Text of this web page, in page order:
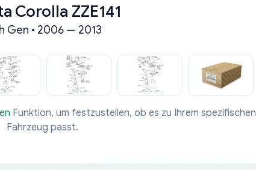
Corolla ZZE141
Gen • 2006 — 2013
Funktion, um festzustellen, ob es zu Ihrem spezifischen
Fahrzeug passt.